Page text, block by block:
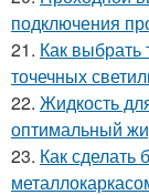
подключения
21. Как
точечных
22. Жидкость
оптимальный
23. Как сделать